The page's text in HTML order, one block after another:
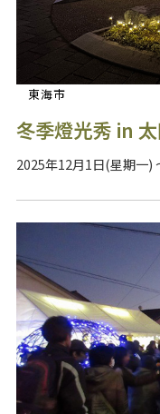
東海市
冬季燈光秀 in
2025年12月1日(星期一)